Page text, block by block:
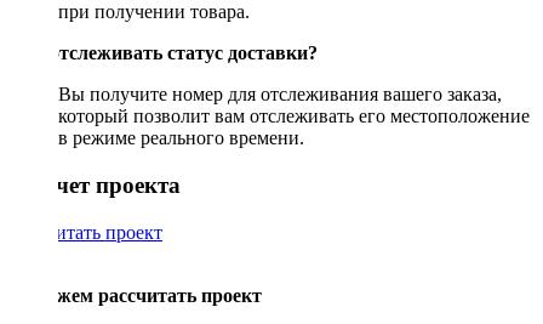
при получении товара.
Как отслеживать статус доставки?
Вы получите номер для отслеживания вашего заказа,
который позволит вам отслеживать его местоположение
в режиме реального времени.
Рассчет проекта
Рассчитать проект
Поможем рассчитать проект